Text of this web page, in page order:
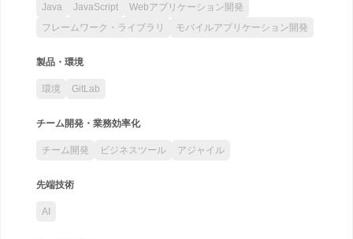
Java JavaScript
Webアプリケーション開発
フレームワーク・ライブラリ
モバイルアプリケーション開発
製品・環境
環境 GitLab
チーム開発・業務効率化
チーム開発 ビジネスツール アジャイル
先端技術
AI